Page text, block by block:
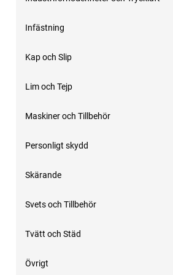
Infästning
Kap och Slip
Lim och Tejp
Maskiner och Tillbehör
Personligt skydd
Skärande
Svets och Tillbehör
Tvätt och Städ
Övrigt